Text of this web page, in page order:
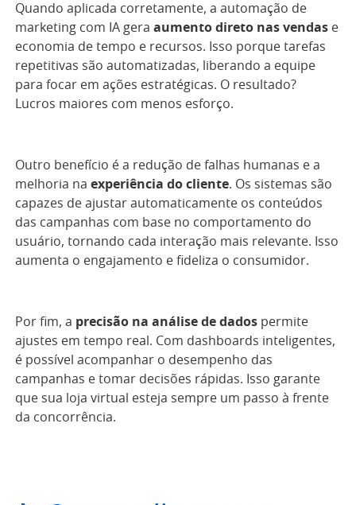
Quando aplicada corretamente, a automação de
marketing com IA gera aumento direto nas vendas e
economia de tempo e recursos. Isso porque tarefas
repetitivas são automatizadas, liberando a equipe
para focar em ações estratégicas. O resultado?
Lucros maiores com menos esforço.
Outro benefício é a redução de falhas humanas e a
melhoria na experiência do cliente. Os sistemas são
capazes de ajustar automaticamente os conteúdos
das campanhas com base no comportamento do
usuário, tornando cada interação mais relevante. Isso
aumenta o engajamento e fideliza o consumidor.
Por fim, a precisão na análise de dados permite
ajustes em tempo real. Com dashboards inteligentes,
é possível acompanhar o desempenho das
campanhas e tomar decisões rápidas. Isso garante
que sua loja virtual esteja sempre um passo à frente
da concorrência.